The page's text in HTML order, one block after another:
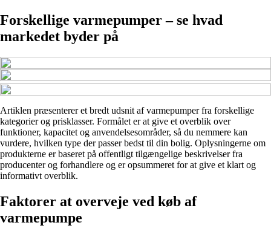
Forskellige varmepumper – se hvad
markedet byder på
Artiklen præsenterer et bredt udsnit af varmepumper fra forskellige
kategorier og prisklasser. Formålet er at give et overblik over
funktioner, kapacitet og anvendelsesområder, så du nemmere kan
vurdere, hvilken type der passer bedst til din bolig. Oplysningerne om
produkterne er baseret på offentligt tilgængelige beskrivelser fra
producenter og forhandlere og er opsummeret for at give et klart og
informativt overblik.
Faktorer at overveje ved køb af
varmepumpe